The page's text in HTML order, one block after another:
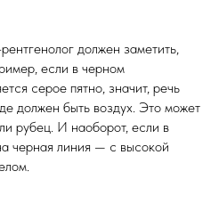
должен заметить,
если в черном
серое пятно, значит, речь
должен быть воздух. Это может
рубец. И наоборот, если в
черная линия — с высокой